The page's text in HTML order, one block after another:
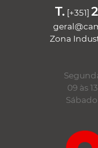
T. [+351]
Zona
09 às
Sábado